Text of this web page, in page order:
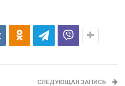
СЛЕДУЮЩАЯ ЗАПИСЬ